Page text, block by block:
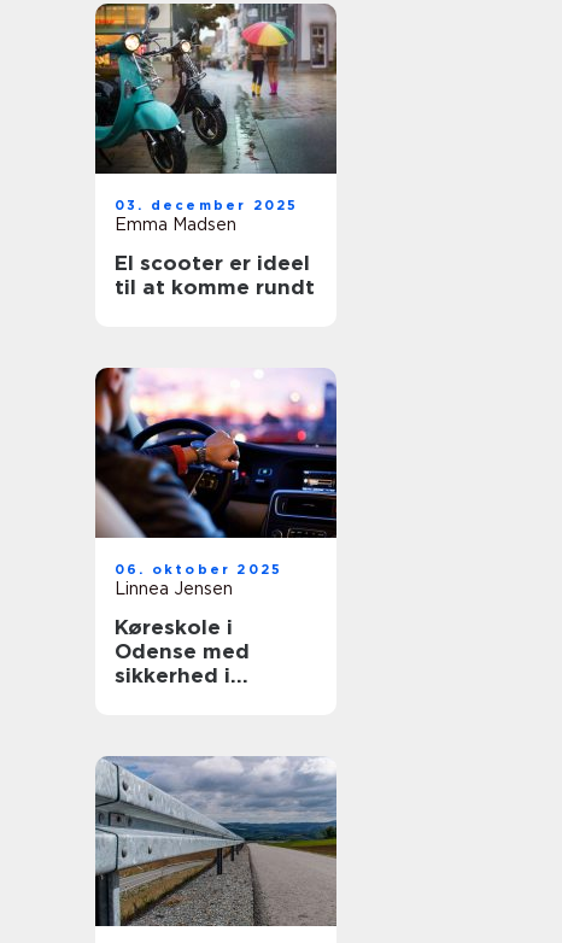
03. december 2025
Emma Madsen
El scooter er ideel
til at komme rundt
06. oktober 2025
Linnea Jensen
Køreskole i
Odense med
sikkerhed i